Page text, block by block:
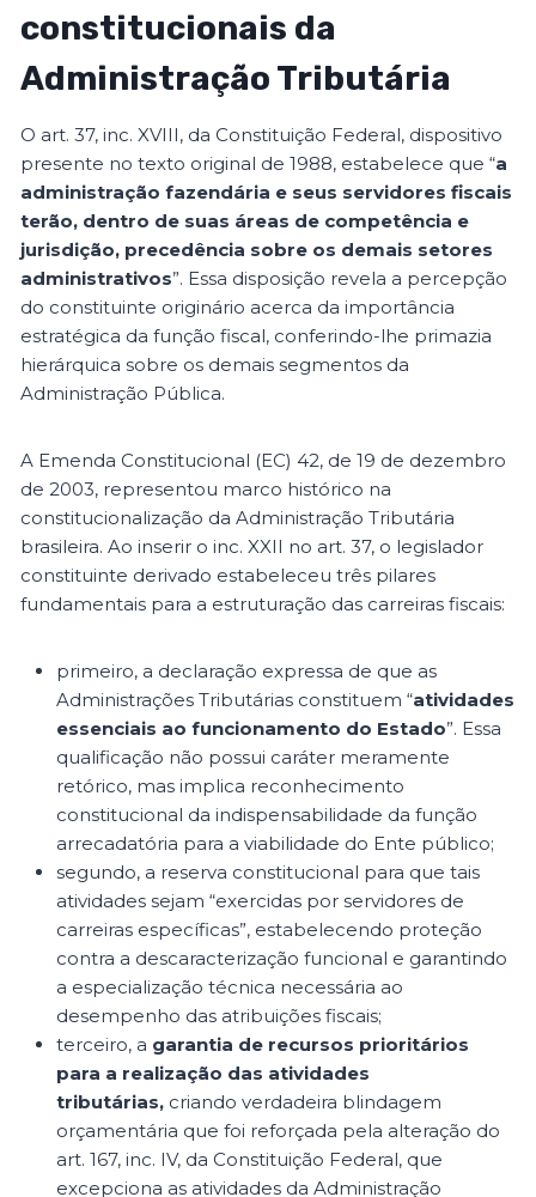
constitucionais da
Administração Tributária
O art. 37, inc. XVIII, da Constituição Federal, dispositivo
presente no texto original de 1988, estabelece que “a
administração fazendária e seus servidores fiscais
terão, dentro de suas áreas de competência e
jurisdição, precedência sobre os demais setores
administrativos”. Essa disposição revela a percepção
do constituinte originário acerca da importância
estratégica da função fiscal, conferindo-lhe primazia
hierárquica sobre os demais segmentos da
Administração Pública.
A Emenda Constitucional (EC) 42, de 19 de dezembro
de 2003, representou marco histórico na
constitucionalização da Administração Tributária
brasileira. Ao inserir o inc. XXII no art. 37, o legislador
constituinte derivado estabeleceu três pilares
fundamentais para a estruturação das carreiras fiscais:
primeiro, a declaração expressa de que as
Administrações Tributárias constituem “atividades
essenciais ao funcionamento do Estado”. Essa
qualificação não possui caráter meramente
retórico, mas implica reconhecimento
constitucional da indispensabilidade da função
arrecadatória para a viabilidade do Ente público;
segundo, a reserva constitucional para que tais
atividades sejam “exercidas por servidores de
carreiras específicas”, estabelecendo proteção
contra a descaracterização funcional e garantindo
a especialização técnica necessária ao
desempenho das atribuições fiscais;
terceiro, a garantia de recursos prioritários
para a realização das atividades
tributárias, criando verdadeira blindagem
orçamentária que foi reforçada pela alteração do
art. 167, inc. IV, da Constituição Federal, que
excepciona as atividades da Administração